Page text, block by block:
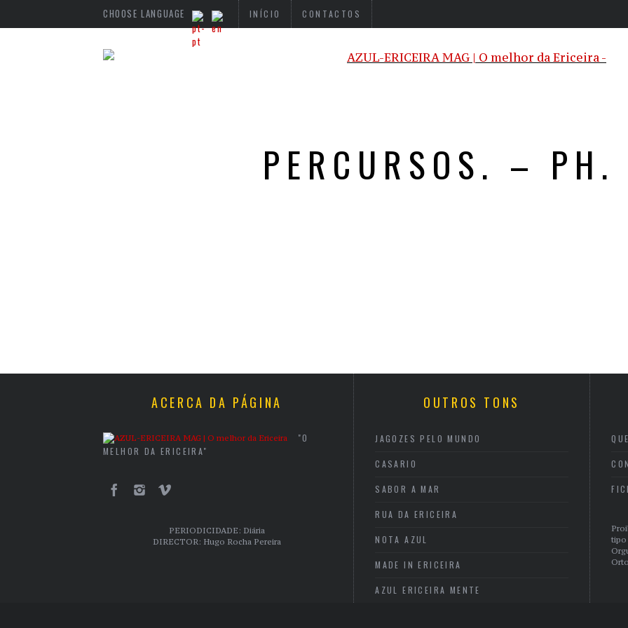
CHOOSE LANGUAGE INÍCIO CONTACTOS
PERCURSOS. – PH.
ACERCA DA PÁGINA
"O
MELHOR DA ERICEIRA"
PERIODICIDADE: Diária
DIRECTOR: Hugo Rocha Pereira
OUTROS TONS
JAGOZES PELO MUNDO
CASARIO
SABOR A MAR
RUA DA ERICEIRA
NOTA AZUL
MADE IN ERICEIRA
AZUL ERICEIRA MENTE
tipo